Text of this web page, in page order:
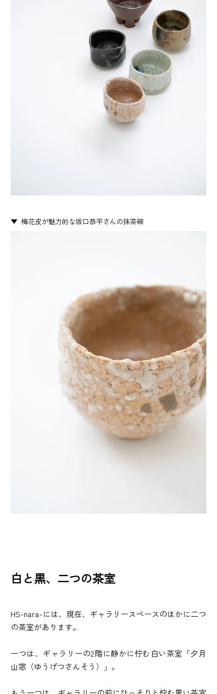
梅花皮が魅力的な坂口恭平さんの抹茶碗
白と黒、二つの茶室
HS-nara-には、現在、ギャラリースペースのほかに二つ
の茶室があります。
一つは、ギャラリーの2階に静かに佇む白い茶室「夕月
山窓（ゆうげつさんそう）」。